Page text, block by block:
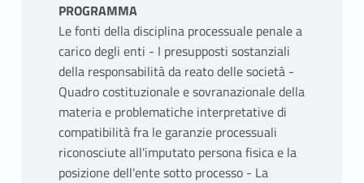
PROGRAMMA
Le fonti della disciplina processuale penale a
carico degli enti - I presupposti sostanziali
della responsabilità da reato delle società -
Quadro costituzionale e sovranazionale della
materia e problematiche interpretative di
compatibilità fra le garanzie processuali
riconosciute all'imputato persona fisica e la
posizione dell'ente sotto processo - La